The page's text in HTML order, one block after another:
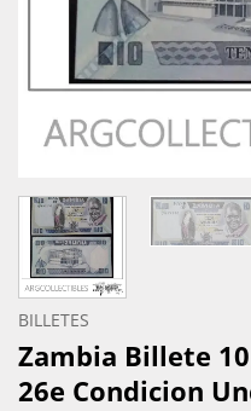
BILLETES
Zambia Billete
26e Condicion